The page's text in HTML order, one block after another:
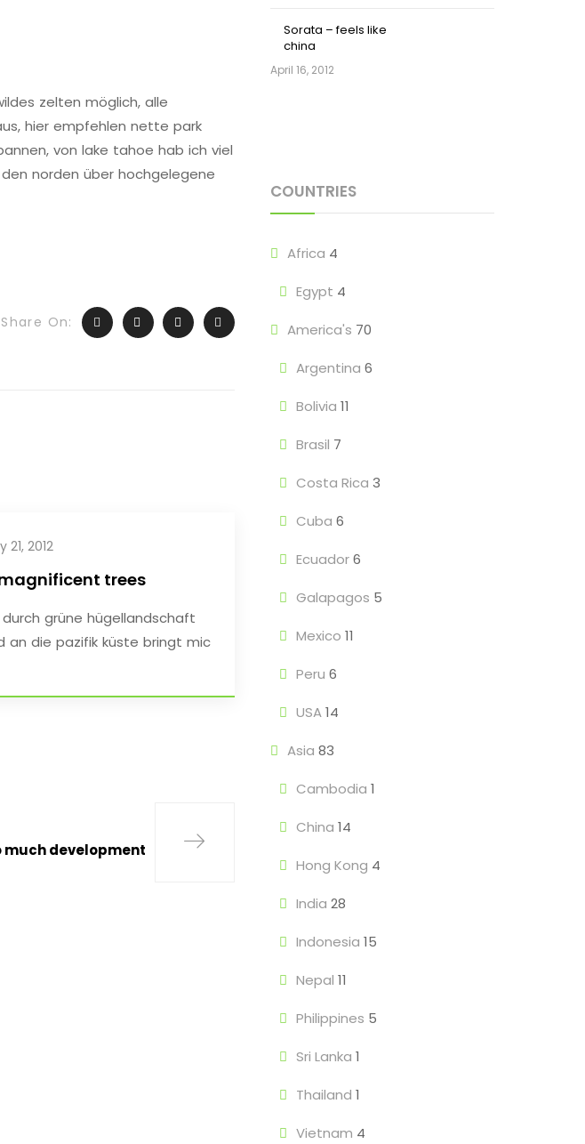
zelten möglich, alle
hier empfehlen nette park
von lake tahoe hab ich viel
norden über hochgelegene
Share On:
21, 2012
trees
grüne hügellandschaft
an die pazifik küste bringt mic
much development
Sorata – feels like
china
April 16, 2012
COUNTRIES
Africa 4
Egypt 4
America's 70
Argentina 6
Bolivia 11
Brasil 7
Costa Rica 3
Cuba 6
Ecuador 6
Galapagos 5
Mexico 11
Peru 6
USA 14
Asia 83
Cambodia 1
China 14
Hong Kong 4
India 28
Indonesia 15
Nepal 11
Philippines 5
Sri Lanka 1
Thailand 1
Vietnam 4